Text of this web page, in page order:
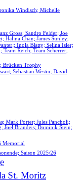
Windisch; Michelle
Gross; Sandro Felder; Joe
Halina Chan; James Sunley;
Inola Blatty; Selina Isler;
Reich; Team Scherrer;
Brücken Trophy
Sebastian Westin; David
Mark Porter; Jules Pancholi;
Joel Brandeis; Dominik Stein;
Memorial
Saison 2025/26
St. Moritz